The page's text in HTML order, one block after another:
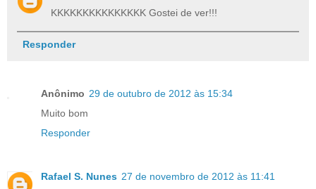
KKKKKKKKKKKKKKK Gostei de ver!!!
Responder
Anônimo 29 de outubro de 2012 às 15:34
Muito bom
Responder
Rafael S. Nunes 27 de novembro de 2012 às 11:41